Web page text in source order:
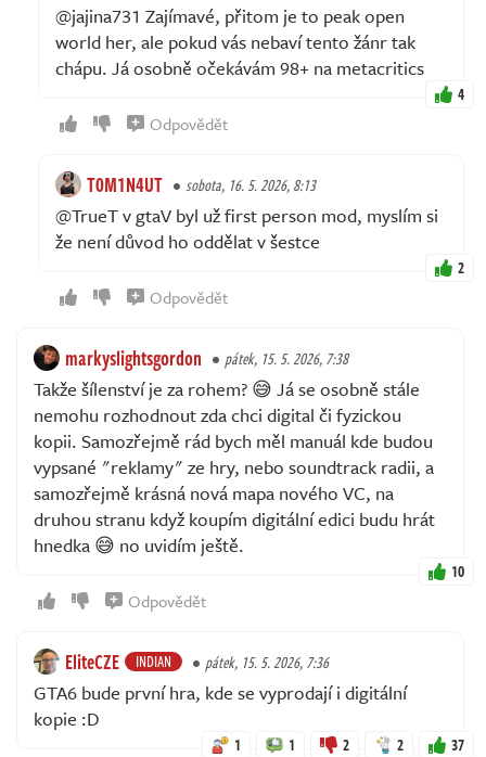
@jajina731 Zajímavé, přitom je to peak open
world her, ale pokud vás nebaví tento žánr tak
chápu. Já osobně očekávám 98+ na metacritics
4
Odpovědět
T0M1N4UT sobota, 16. 5. 2026, 8:13
@TrueT v gtaV byl už first person mod, myslím si
že není důvod ho oddělat v šestce
2
Odpovědět
markyslightsgordon pátek, 15. 5. 2026, 7:38
Takže šílenství je za rohem? 😅 Já se osobně stále
nemohu rozhodnout zda chci digital či fyzickou
kopii. Samozřejmě rád bych měl manuál kde budou
vypsané "reklamy" ze hry, nebo soundtrack radii, a
samozřejmě krásná nová mapa nového VC, na
druhou stranu když koupím digitální edici budu hrát
hnedka 😅 no uvidím ještě.
10
Odpovědět
EliteCZE INDIAN pátek, 15. 5. 2026, 7:36
GTA6 bude první hra, kde se vyprodají i digitální
kopie :D
1 1 2 2 37